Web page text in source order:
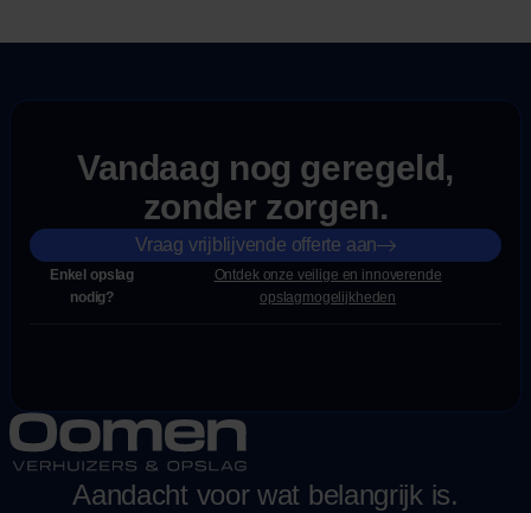
Aandacht voor wat belangrijk is.
Vandaag nog geregeld,
zonder zorgen.
Vraag vrijblijvende offerte aan
Enkel opslag
nodig?
Ontdek onze veilige en innoverende
opslagmogelijkheden